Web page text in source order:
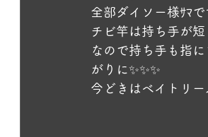
全部ダイソー様ｻﾏ
チビ竿は持ち手が
なので持ち手も指
がりに✨️✨️✨️
今どきはベイトリ